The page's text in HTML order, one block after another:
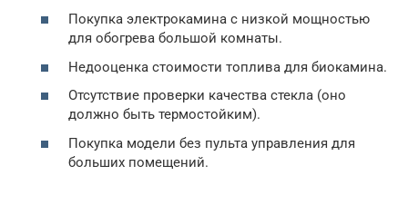
Покупка электрокамина с низкой мощностью
для обогрева большой комнаты.
Недооценка стоимости топлива для биокамина.
Отсутствие проверки качества стекла (оно
должно быть термостойким).
Покупка модели без пульта управления для
больших помещений.